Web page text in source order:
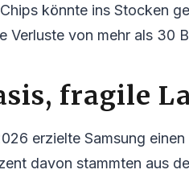
könnte ins Stocken
Verluste von mehr als 30
fragile
erzielte Samsung
davon stammten aus